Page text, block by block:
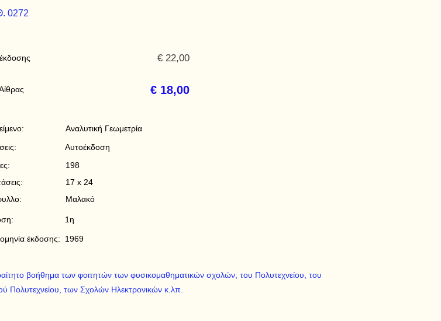
0272
€ 22,00
€ 18,00
Αναλυτική Γεωμετρία
Αυτοέκδοση
198
17 x 24
Μαλακό
1η
1969
έκδοσης:
βοήθημα των φοιτητών των φυσικομαθηματικών σχολών, του Πολυτεχνείου, του
Πολυτεχνείου, των Σχολών Ηλεκτρονικών κ.λπ.